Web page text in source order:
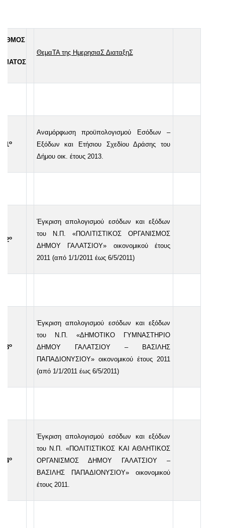
ΘεμαΤΑ της ΗμερησιαΣ ΔιαταξηΣ
1ο
Αναμόρφωση προϋπολογισμού Εσόδων –
Εξόδων και Ετήσιου Σχεδίου Δράσης του
Δήμου οικ. έτους 2013.
2ο
Έγκριση απολογισμού εσόδων και εξόδων
του Ν.Π. «ΠΟΛΙΤΙΣΤΙΚΟΣ ΟΡΓΑΝΙΣΜΟΣ
ΔΗΜΟΥ ΓΑΛΑΤΣΙΟΥ» οικονομικού έτους
2011 (από 1/1/2011 έως 6/5/2011)
3ο
Έγκριση απολογισμού εσόδων και εξόδων
του Ν.Π. «ΔΗΜΟΤΙΚΟ ΓΥΜΝΑΣΤΗΡΙΟ
ΔΗΜΟΥ ΓΑΛΑΤΣΙΟΥ – ΒΑΣΙΛΗΣ
ΠΑΠΑΔΙΟΝΥΣΙΟΥ» οικονομικού έτους 2011
(από 1/1/2011 έως 6/5/2011)
4ο
Έγκριση απολογισμού εσόδων και εξόδων
του Ν.Π. «ΠΟΛΙΤΙΣΤΙΚΟΣ ΚΑΙ ΑΘΛΗΤΙΚΟΣ
ΟΡΓΑΝΙΣΜΟΣ ΔΗΜΟΥ ΓΑΛΑΤΣΙΟΥ –
ΒΑΣΙΛΗΣ ΠΑΠΑΔΙΟΝΥΣΙΟΥ» οικονομικού
έτους 2011.